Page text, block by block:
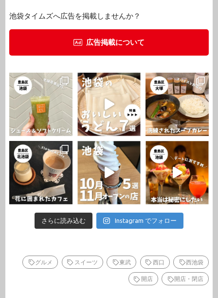
池袋タイムズへ広告を掲載しませんか？
広告掲載について
さらに読み込む Instagram でフォロー
グルメ スイーツ 東武 西口 西池袋
開店 開店・閉店